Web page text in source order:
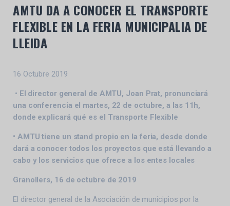
AMTU DA A CONOCER EL TRANSPORTE
FLEXIBLE EN LA FERIA MUNICIPALIA DE
LLEIDA
16 Octubre 2019
• El director general de AMTU, Joan Prat, pronunciará
una conferencia el martes, 22 de octubre, a las 11h,
donde explicará qué es el Transporte Flexible
• AMTU tiene un stand propio en la feria, desde donde
dará a conocer todos los proyectos que está llevando a
cabo y los servicios que ofrece a los entes locales
Granollers, 16 de octubre de 2019
El director general de la Asociación de municipios por la